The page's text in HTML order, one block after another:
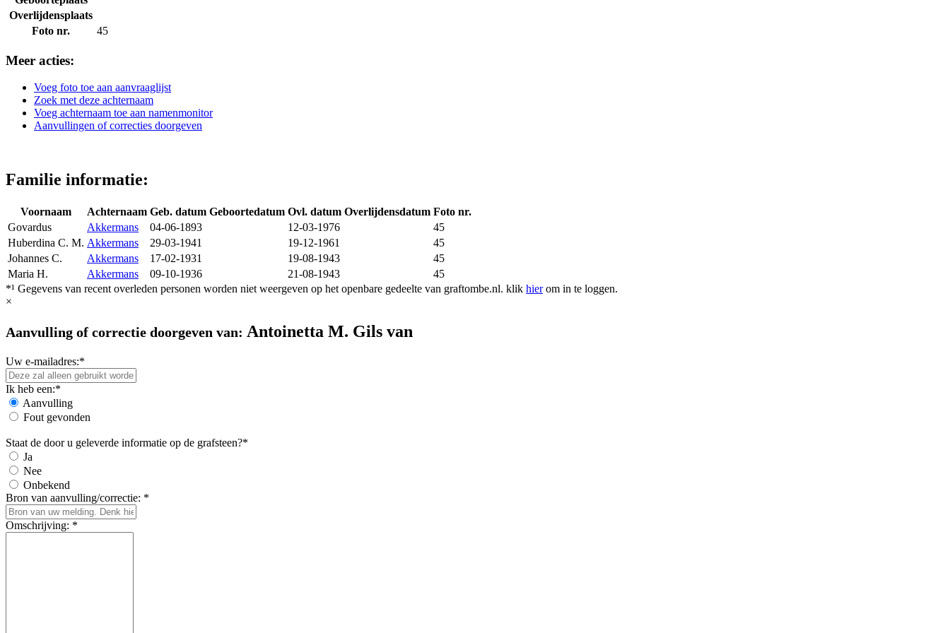
Overlijdensplaats
Foto nr.
45
Meer acties:
Voeg foto toe aan aanvraaglijst
Zoek met deze achternaam
Voeg achternaam toe aan namenmonitor
Aanvullingen of correcties doorgeven
Familie informatie:
Voornaam Achternaam Geb. datum Geboortedatum Ovl. datum Overlijdensdatum Foto nr.
Govardus
Akkermans 04-06-1893 12-03-1976
45
Huberdina C. M. Akkermans 29-03-1941 19-12-1961
45
Johannes C.
Akkermans 17-02-1931 19-08-1943
45
Maria H.
Akkermans 09-10-1936 21-08-1943
45
*¹ Gegevens van recent overleden personen worden niet weergeven op het openbare gedeelte van graftombe.nl. klik hierom in te loggen.
×
Aanvulling of correctie doorgeven van: Antoinetta M. Gils van
Uw e-mailadres:*
Ik heb een:*
Aanvulling
Fout gevonden
Staat de door u geleverde informatie op de grafsteen?*
Ja
Nee
Onbekend
Bron van aanvulling/correctie: *
Omschrijving: *